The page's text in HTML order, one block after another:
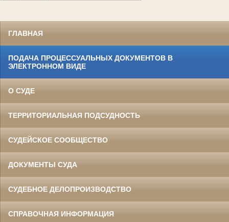
ГЛАВНАЯ
ПОДАЧА ПРОЦЕССУАЛЬНЫХ ДОКУМЕНТОВ В
ЭЛЕКТРОННОМ ВИДЕ
О СУДЕ
ТЕРРИТОРИАЛЬНАЯ ПОДСУДНОСТЬ
СУДЕЙСКОЕ СООБЩЕСТВО
ДОКУМЕНТЫ СУДА
СУДЕБНОЕ ДЕЛОПРОИЗВОДСТВО
СПРАВОЧНАЯ ИНФОРМАЦИЯ